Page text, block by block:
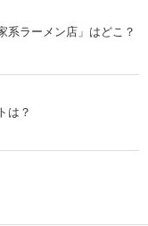
系ラーメン店」はどこ？
は？